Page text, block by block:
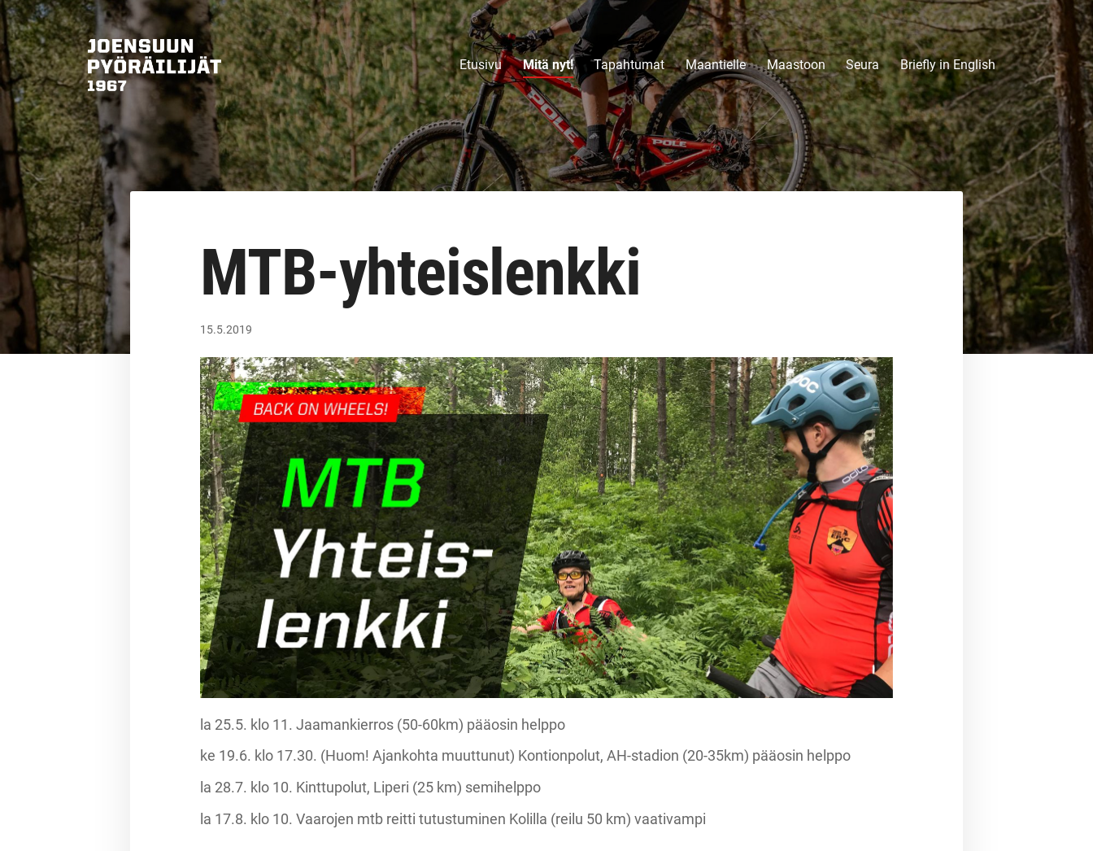
Siirry
sivun
sisältöön
Joensuun Pyöräilijät ry Etusivu Mitä nyt! Tapahtumat Maantielle Maastoon Seura Briefly in English
MTB-yhteislenkki
15.5.2019
la 25.5. klo 11. Jaamankierros (50-60km) pääosin helppo
ke 19.6. klo 17.30. (Huom! Ajankohta muuttunut) Kontionpolut, AH-stadion (20-35km) pääosin helppo
la 28.7. klo 10. Kinttupolut, Liperi (25 km) semihelppo
la 17.8. klo 10. Vaarojen mtb reitti tutustuminen Kolilla (reilu 50 km) vaativampi